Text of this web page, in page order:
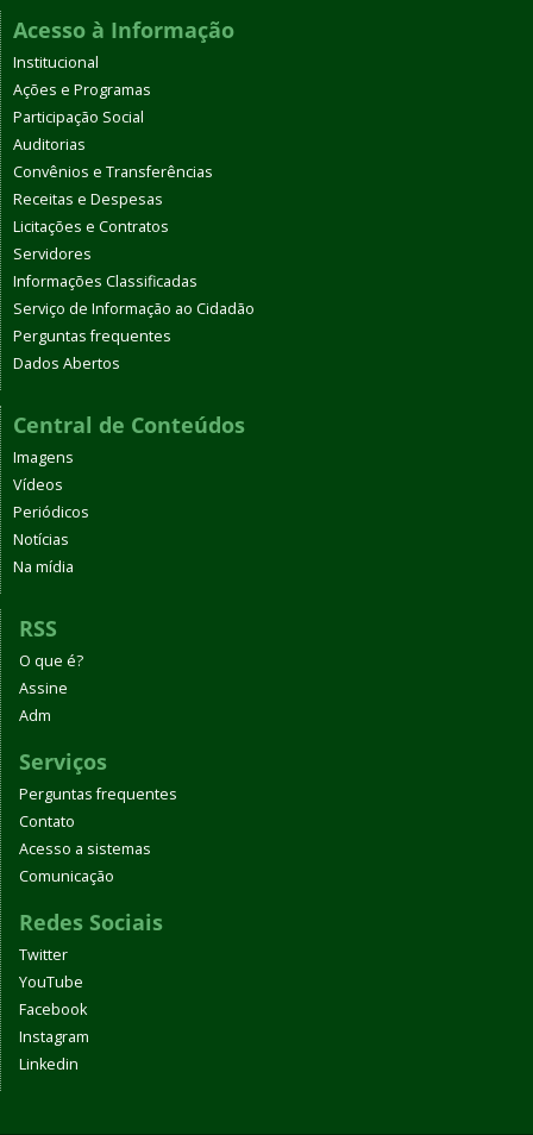
Acesso à Informação
Institucional
Ações e Programas
Participação Social
Auditorias
Convênios e Transferências
Receitas e Despesas
Licitações e Contratos
Servidores
Informações Classificadas
Serviço de Informação ao Cidadão
Perguntas frequentes
Dados Abertos
Central de Conteúdos
Imagens
Vídeos
Periódicos
Notícias
Na mídia
RSS
O que é?
Assine
Adm
Serviços
Perguntas frequentes
Contato
Acesso a sistemas
Comunicação
Redes Sociais
Twitter
YouTube
Facebook
Instagram
Linkedin